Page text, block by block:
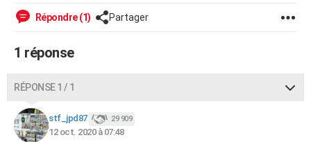
Art de vivre
Bien-être
Loisirs
Mode
Modes de vie
SANTE
Alimentation
Guide de la santé
Maladies
Médicaments
Sommeil
VOYAGE
PHOTO
GUIDES D'ACHAT
BONS PLANS
Répondre (1) Partager
1 réponse
RÉPONSE 1 / 1
stf_jpd87 29 909
12 oct. 2020 à 07:48